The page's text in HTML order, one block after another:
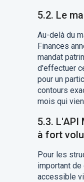
5.2. Le
Au-delà du
Finances
mandat
d'effectuer
pour un
contours
mois qui
5.3.
à fort
Pour les
important
accessible